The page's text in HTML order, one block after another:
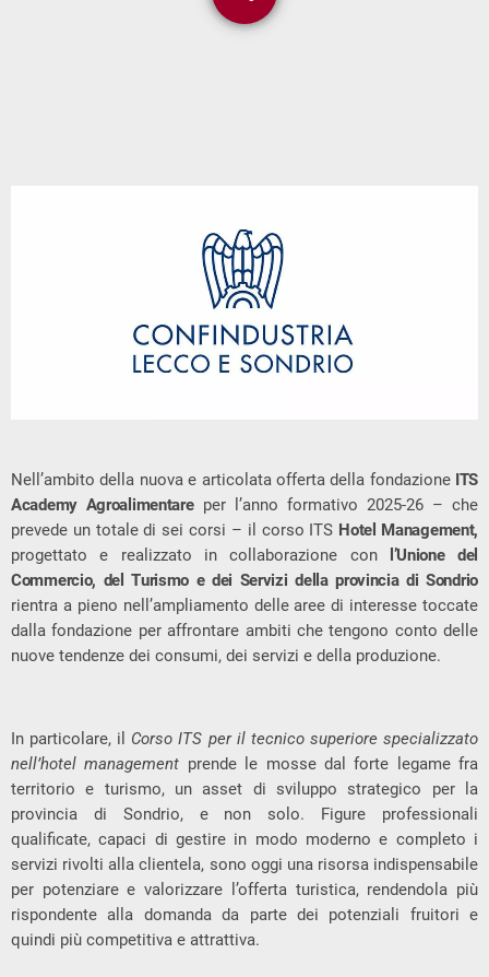
Nell’ambito della nuova e articolata offerta della fondazioneITS
Academy Agroalimentareper l’anno formativo 2025-26 – che
prevede un totale di sei corsi – il corso ITS Hotel Management,
progettato e realizzato in collaborazione con
l’Unione
del
Commercio, del Turismo e dei Servizi della provincia di Sondrio
rientra a pieno nell’ampliamento delle aree di interesse toccate
dalla fondazione per affrontare ambiti che tengono conto delle
nuove tendenze dei consumi, dei servizi e della produzione.
In particolare, il Corso ITS per il tecnico superiore specializzato
nell’hotel management prende le mosse dal forte legame fra
territorio e turismo, un asset di sviluppo strategico per la
provincia di Sondrio, e non solo. Figure professionali
qualificate, capaci di gestire in modo moderno e completo i
servizi rivolti alla clientela, sono oggi una risorsa indispensabile
per potenziare e valorizzare l’offerta turistica, rendendola più
rispondente alla domanda da parte dei potenziali fruitori e
quindi più competitiva e attrattiva.